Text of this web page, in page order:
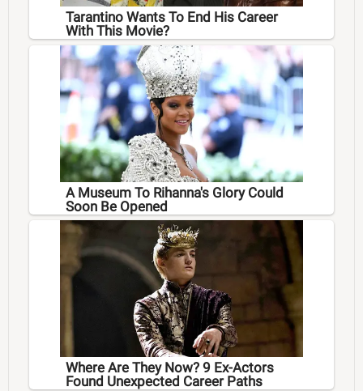
Tarantino Wants To End His Career
With This Movie?
A Museum To Rihanna's Glory Could
Soon Be Opened
Where Are They Now? 9 Ex-Actors
Found Unexpected Career Paths